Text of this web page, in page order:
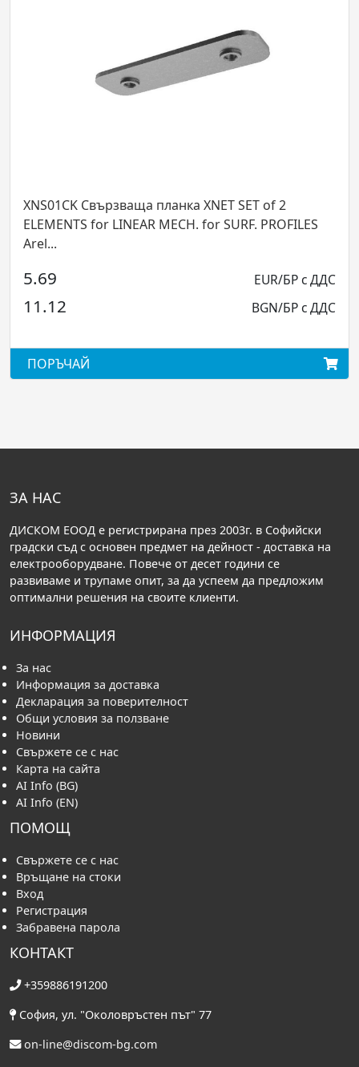
Свързваща планка XNET SET of 2
for LINEAR MECH. for SURF. PROFILES
EUR/БР с ДДС
BGN/БР с ДДС
FOR
3.86
7.56
ЗА НАС
ДИСКОМ ЕООД е регистрирана през 2003г. в Софийски
градски съд с основен предмет на дейност - доставка на
електрооборудване. Повече от десет години се
развиваме и трупаме опит, за да успеем да предложим
оптимални решения на своите клиенти.
ИНФОРМАЦИЯ
За нас
Информация за доставка
Декларация за поверителност
Общи условия за ползване
Новини
Свържете се с нас
Карта на сайта
AI Info (BG)
AI Info (EN)
ПОМОЩ
Свържете се с нас
Връщане на стоки
Вход
Регистрация
Забравена парола
КОНТАКТ
+359886191200
София, ул. "Околовръстен път" 77
on-line@discom-bg.com